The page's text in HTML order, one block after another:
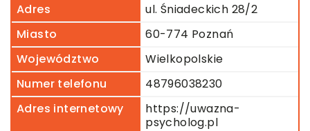
Adres
ul. Śniadeckich 28/2
Miasto
60-774 Poznań
Województwo
Wielkopolskie
Numer telefonu
48796038230
Adres internetowy
https://uwazna-
psycholog.pl